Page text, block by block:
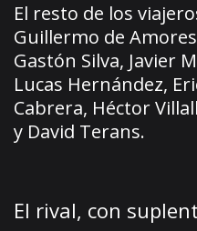
El resto de los
Guillermo de
Gastón Silva, Javier
Lucas Hernández,
Cabrera, Héctor
y David Terans.
El rival, con